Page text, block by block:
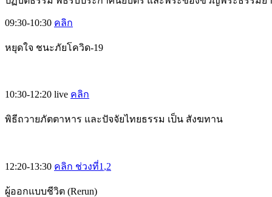
09:30-10:30 คลิก
หยุดใจ ชนะภัยโควิด-19
10:30-12:20 live คลิก
พิธีถวายภัตตาหาร และปัจจัยไทยธรรม เป็น สังฆทาน
12:20-13:30 คลิก ช่วงที่1 ,2
ผู้ออกแบบชีวิต (Rerun)